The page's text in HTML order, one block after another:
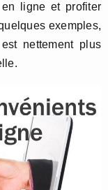
ligne et profiter
exemples,
nettement plus